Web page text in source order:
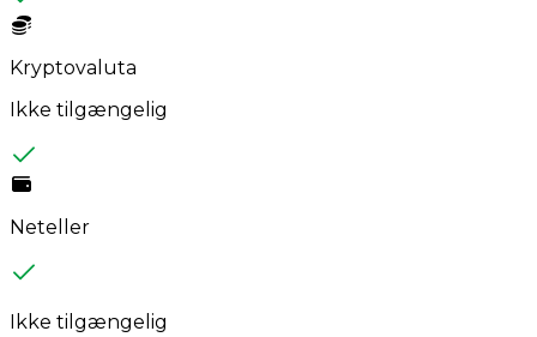
Kryptovaluta
Ikke tilgængelig
Neteller
Ikke tilgængelig